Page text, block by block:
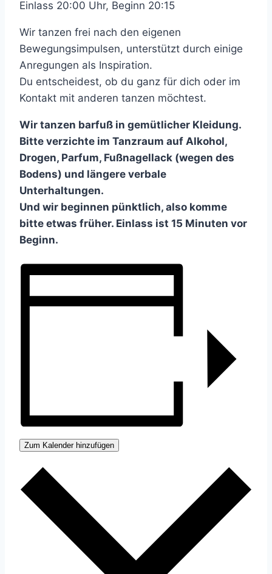
Einlass 20:00 Uhr, Beginn 20:15
Wir tanzen frei nach den eigenen
Bewegungsimpulsen, unterstützt durch einige
Anregungen als Inspiration.
Du entscheidest, ob du ganz für dich oder im
Kontakt mit anderen tanzen möchtest.
Wir tanzen barfuß in gemütlicher Kleidung.
Bitte verzichte im Tanzraum auf Alkohol,
Drogen, Parfum, Fußnagellack (wegen des
Bodens) und längere verbale
Unterhaltungen.
Und wir beginnen pünktlich, also komme
bitte etwas früher. Einlass ist 15 Minuten vor
Beginn.
Zum Kalender hinzufügen